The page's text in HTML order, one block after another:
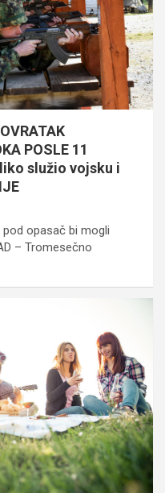
POSLE 11
služio vojsku i
pod opasač bi mogli
– Tromesečno